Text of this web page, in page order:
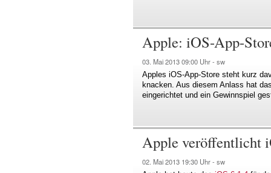
Apple: iOS-App-
03. Mai 201309:00 Uhr - sw
Apples iOS-App-Store steht kurz
knacken. Aus diesem Anlass hat
eingerichtet und ein Gewinnspiel
Apple veröffentlicht
02. Mai 2013 19:30 Uhr - sw